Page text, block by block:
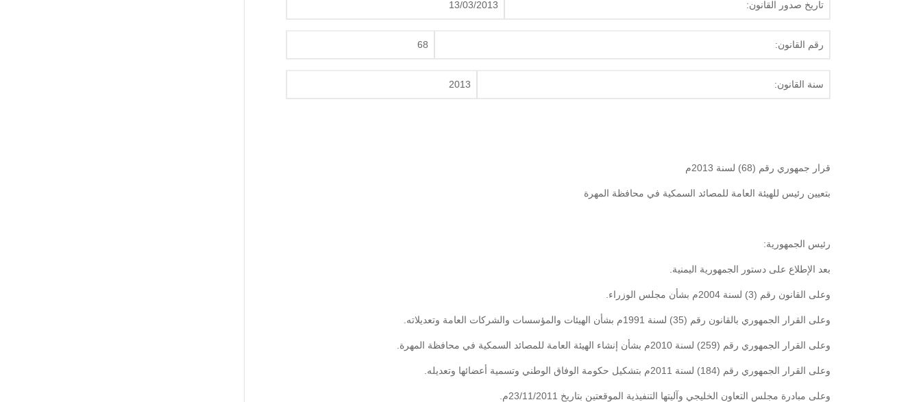
تاريخ صدور القانون: 13/03/2013
رقم القانون: 68
سنة القانون: 2013
قرار جمهوري رقم (68) لسنة 2013م
بتعيين رئيس للهيئة العامة للمصائد السمكية في محافظة المهرة
رئيس الجمهورية:
بعد الإطلاع على دستور الجمهورية اليمنية.
وعلى القانون رقم (3) لسنة 2004م بشأن مجلس الوزراء.
وعلى القرار الجمهوري بالقانون رقم (35) لسنة 1991م بشأن الهيئات والمؤسسات والشركات العامة وتعديلاته.
وعلى القرار الجمهوري رقم (259) لسنة 2010م بشأن إنشاء الهيئة العامة للمصائد السمكية في محافظة المهرة.
وعلى القرار الجمهوري رقم (184) لسنة 2011م بتشكيل حكومة الوفاق الوطني وتسمية أعضائها وتعديله.
وعلى مبادرة مجلس التعاون الخليجي وآليتها التنفيذية الموقعتين بتاريخ 23/11/2011م.